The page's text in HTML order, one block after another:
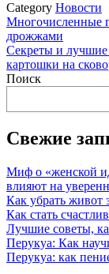
Category Новости
Навигация
по
записям
Многочисленные
дрожжами
Секреты и лучшие
картошки на
Поиск
Свежие
Миф о «женской
влияют на
Как убрать живот
Как стать
Лучшие советы,
Перукуа: Как
Перукуа: как